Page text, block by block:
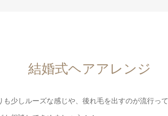
結婚式ヘアアレンジ
少しルーズな感じや、後れ毛を出すのが流行っ